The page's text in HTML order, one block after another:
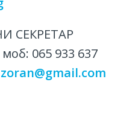
СЕКРЕТАР
065 933 637